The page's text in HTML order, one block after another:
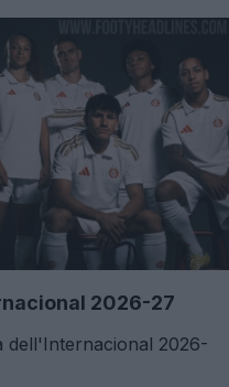
2026-27
dell'Internacional 2026-